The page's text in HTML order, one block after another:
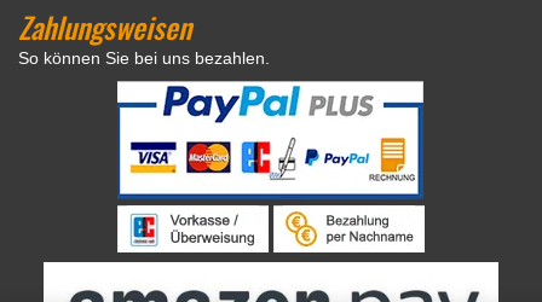
Zahlungsweisen
So können Sie bei uns bezahlen.